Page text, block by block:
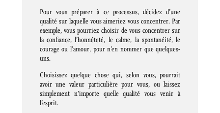
Pour vous préparer à ce processus, décidez d’une
qualité sur laquelle vous aimeriez vous concentrer. Par
exemple, vous pourriez choisir de vous concentrer sur
la confiance, l’honnêteté, le calme, la spontanéité, le
courage ou l’amour, pour n’en nommer que quelques-
uns.
Choisissez quelque chose qui, selon vous, pourrait
avoir une valeur particulière pour vous, ou laissez
simplement n’importe quelle qualité vous venir à
l’esprit.